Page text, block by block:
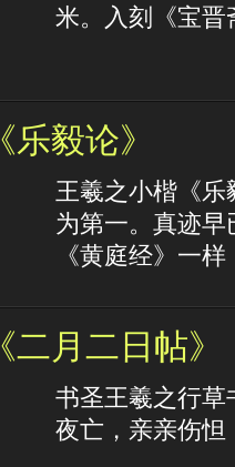
米。入刻《宝晋
《乐毅论》
王羲之小楷《乐
为第一。真迹
《黄庭经》一
《二月二日帖》
书圣王羲之行草
夜亡，亲亲伤怛